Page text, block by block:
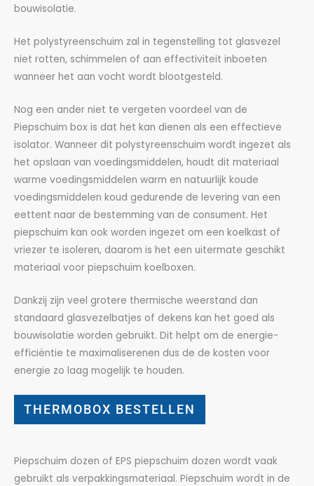
bouwisolatie.
Het polystyreenschuim zal in tegenstelling tot glasvezel
niet rotten, schimmelen of aan effectiviteit inboeten
wanneer het aan vocht wordt blootgesteld.
Nog een ander niet te vergeten voordeel van de
Piepschuim box is dat het kan dienen als een effectieve
isolator. Wanneer dit polystyreenschuim wordt ingezet als
het opslaan van voedingsmiddelen, houdt dit materiaal
warme voedingsmiddelen warm en natuurlijk koude
voedingsmiddelen koud gedurende de levering van een
eettent naar de bestemming van de consument. Het
piepschuim kan ook worden ingezet om een koelkast of
vriezer te isoleren, daarom is het een uitermate geschikt
materiaal voor piepschuim koelboxen.
Dankzij zijn veel grotere thermische weerstand dan
standaard glasvezelbatjes of dekens kan het goed als
bouwisolatie worden gebruikt. Dit helpt om de energie-
efficiëntie te maximaliserenen dus de de kosten voor
energie zo laag mogelijk te houden.
THERMOBOX BESTELLEN
Piepschuim dozen of EPS piepschuim dozen wordt vaak
gebruikt als verpakkingsmateriaal. Piepschuim wordt in de